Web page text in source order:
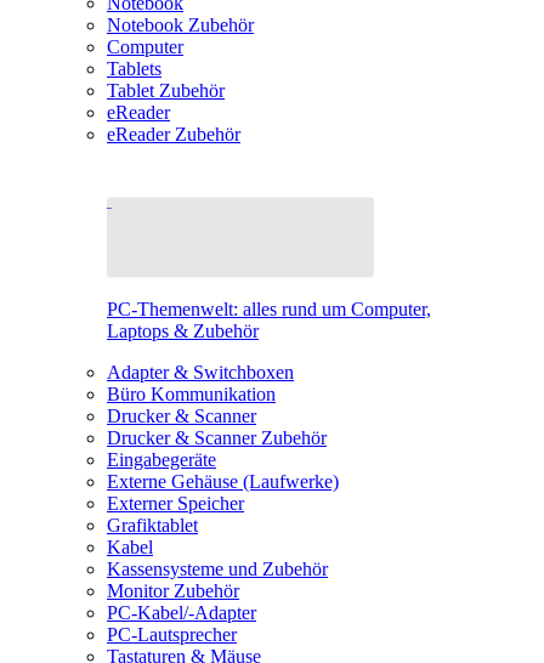
Notebook Zubehör
Computer
Tablets
Tablet Zubehör
eReader
eReader Zubehör
PC-Themenwelt: alles rund um Computer,
Laptops & Zubehör
Adapter & Switchboxen
Büro Kommunikation
Drucker & Scanner
Drucker & Scanner Zubehör
Eingabegeräte
Externe Gehäuse (Laufwerke)
Externer Speicher
Grafiktablet
Kabel
Kassensysteme und Zubehör
Monitor Zubehör
PC-Kabel/-Adapter
PC-Lautsprecher
Tastaturen & Mäuse